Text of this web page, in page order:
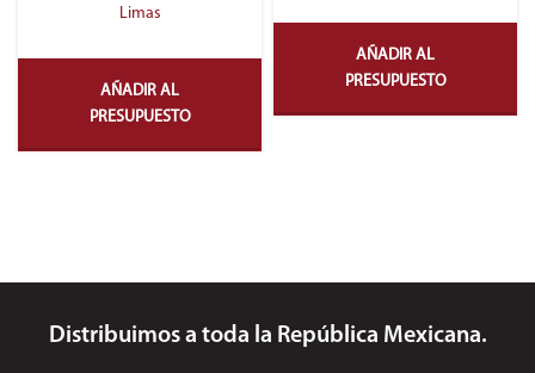
Limas
AÑADIR AL
PRESUPUESTO
AÑADIR AL
PRESUPUESTO
Distribuimos a toda la República Mexicana.